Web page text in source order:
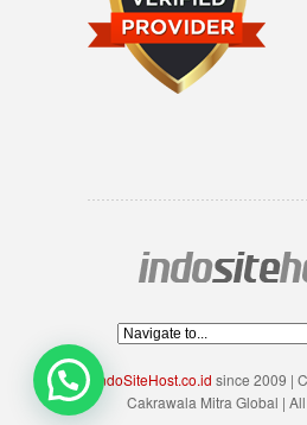
IndoSiteHost.co.id since 2009 |
Cakrawala Mitra Global |